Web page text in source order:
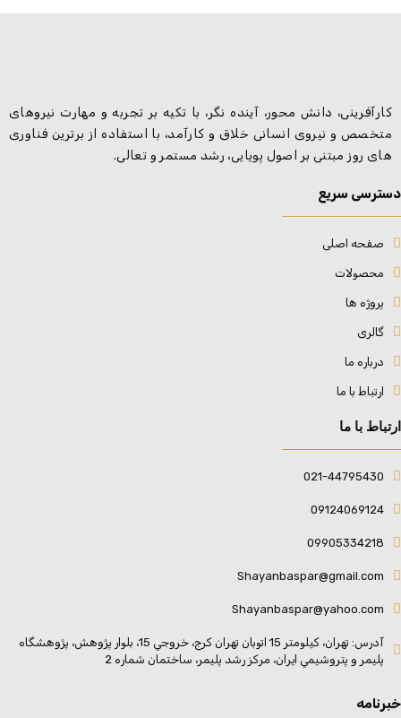
کارآفرینی، دانش محور، آینده نگر، با تکیه بر تجربه و مهارت نیروهای
متخصص و نیروی انسانی خلاق و کارآمد، با استفاده از برترین فناوری
های روز مبتنی بر اصول پویایی، رشد مستمر و تعالی.
دسترسی سریع
صفحه اصلی
محصولات
پروژه ها
گالری
درباره ما
ارتباط با ما
ارتباط با ما
021-44795430
09124069124
09905334218
Shayanbaspar@gmail.com
Shayanbaspar@yahoo.com
آدرس: تهران، كيلومتر 15 اتوبان تهران كرج،‌ خروجي 15، بلوار پژوهش، پژوهشگاه
پليمر و پتروشيمي ايران، مركز رشد پليمر، ساختمان شماره 2
خبرنامه